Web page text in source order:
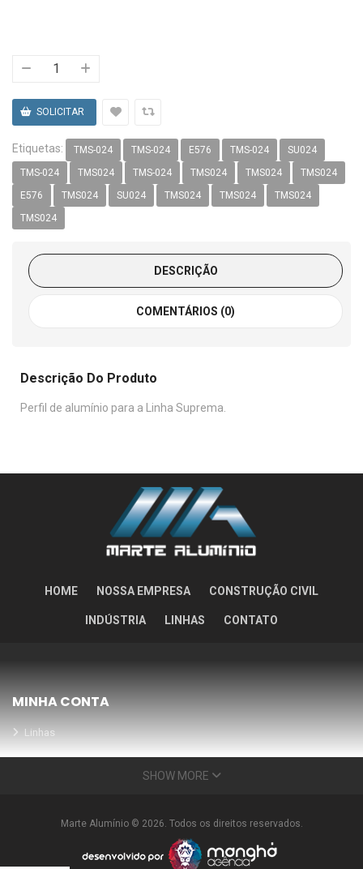
Etiquetas: TMS-024 TMS-024 E576 TMS-024 SU024
TMS-024 TMS024 TMS-024 TMS024 TMS024 TMS024
E576 TMS024 SU024 TMS024 TMS024 TMS024
TMS024
DESCRIÇÃO
COMENTÁRIOS (0)
Descrição Do Produto
Perfil de alumínio para a Linha Suprema.
HOME NOSSA EMPRESA CONSTRUÇÃO CIVIL
INDÚSTRIA LINHAS CONTATO
MINHA CONTA
Linhas
Meus Orçamentos
Condições Especiais
SHOW MORE
Marte Alumínio © 2026. Todos os direitos reservados.